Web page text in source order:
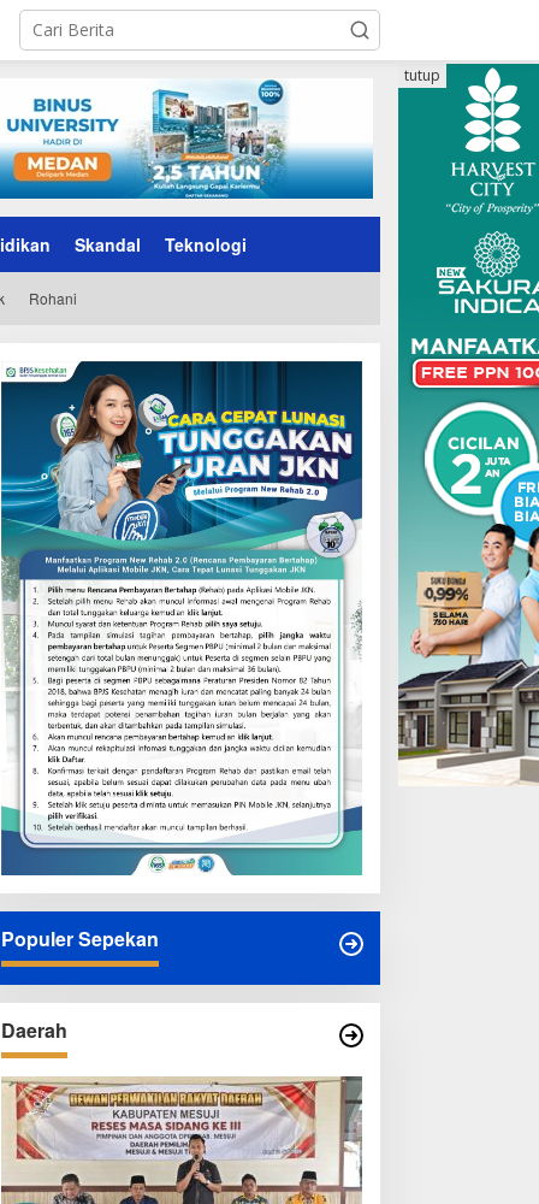
Skandal Teknologi
Rohani
tutup
Populer Sepekan
Daerah